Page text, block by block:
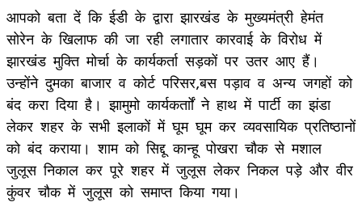
आपको बता दें कि ईडी के द्वारा झारखंड के मुख्यमंत्री हेमंत
सोरेन के खिलाफ की जा रही लगातार कारवाई के विरोध में
झारखंड मुक्ति मोर्चा के कार्यकर्ता सड़कों पर उतर आए हैं।
उन्होंने दुमका बाजार व कोर्ट परिसर,बस पड़ाव व अन्य जगहों को
बंद करा दिया है। झामुमो कार्यकर्ताों ने हाथ में पार्टी का झंडा
लेकर शहर के सभी इलाकों में घूम घूम कर व्यवसायिक प्रतिष्ठानों
को बंद कराया। शाम को सिद्दू कान्हू पोखरा चौक से मशाल
जुलूस निकाल कर पूरे शहर में जुलूस लेकर निकल पड़े और वीर
कुंवर चौक में जुलूस को समाप्त किया गया।